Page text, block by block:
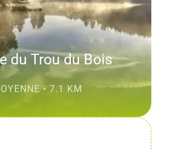
du Trou du Bois
• 7.1 KM